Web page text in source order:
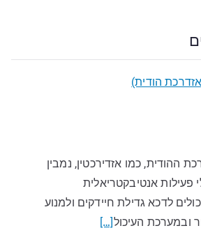
הודית)
ההודית, כמו אזדירכטין, נמבין
פעילות אנטיבקטריאלית
לדכא גדילת חיידקים ולמנוע
ובמערכת העיכול[…]